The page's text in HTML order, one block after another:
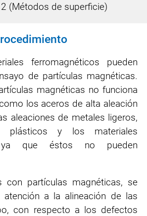
(Métodos de superficie)
ferromagnéticos pueden
de partículas magnéticas.
magnéticas no funciona
los aceros de alta aleación
aleaciones de metales ligeros,
y los materiales
ya que éstos no pueden
con partículas magnéticas, se
atención a la alineación de las
con respecto a los defectos